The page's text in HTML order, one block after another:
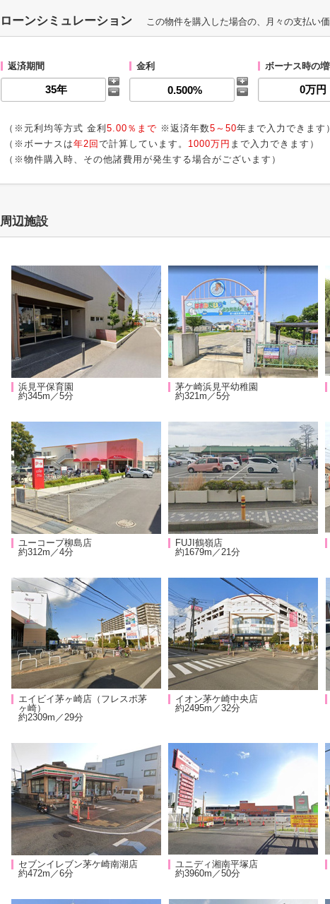
ローンシミュレーション この物件を購入した場合の、月々の支払い
返済期間 金利 ボーナス時の
（※元利均等方式 金利 5.00％まで ※返済年数5～50年まで入力できます）
（※ボーナスは年2回 で計算しています。 1000万円 まで入力できます）
（※物件購入時、その他諸費用が発生する場合がございます）
周辺施設
浜見平保育園
約345m／5分
茅ケ崎浜見平幼稚園
約321m／5分
ユーコープ柳島店
約312m／4分
FUJI鶴嶺店
約1679m／21分
エイビイ茅ヶ崎店（フレスポ茅
ヶ崎）
約2309m／29分
イオン茅ケ崎中央店
約2495m／32分
セブンイレブン茅ケ崎南湖店
約472m／6分
ユニディ湘南平塚店
約3960m／50分